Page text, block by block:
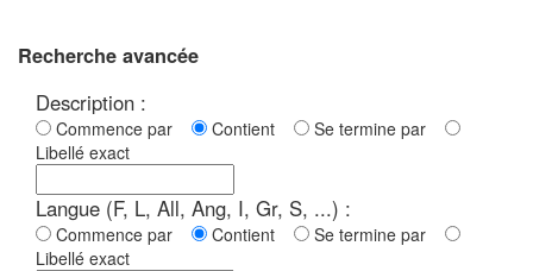
Recherche avancée
Description :
Commence par Contient
Se termine par
Libellé exact
Langue (F, L, All, Ang, I, Gr, S, ...) :
Commence par Contient
Se termine par
Libellé exact